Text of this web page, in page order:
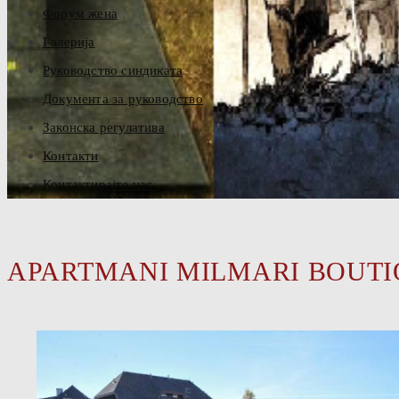
Форум жена
Галерија
Руководство синдиката
Документа за руководство
Законска регулатива
Контакти
Контактирајте нас
APARTMANI MILMARI